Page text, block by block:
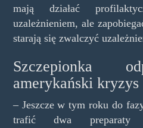
mają działać
uzależnieniem, ale
starają się zwalczyć
Szczepionka
amerykański
– Jeszcze w tym roku do
trafić dwa preparaty